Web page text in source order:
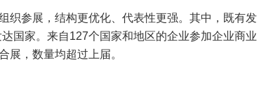
织参展，结构更优化、代表性更强。其中，既有发
国家。来自127个国家和地区的企业参加企业商业
展，数量均超过上届。